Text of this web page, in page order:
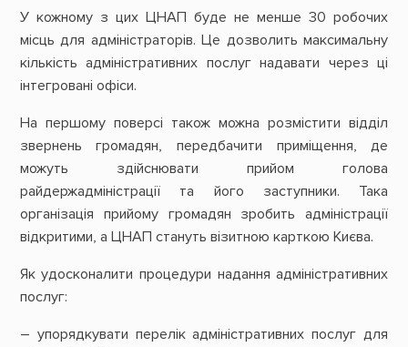
У кожному з цих ЦНАП буде не менше 30 робочих
місць для адміністраторів. Це дозволить максимальну
кількість адміністративних послуг надавати через ці
інтегровані офіси.
На першому поверсі також можна розмістити відділ
звернень громадян, передбачити приміщення, де
можуть здійснювати прийом голова
райдержадміністрації та його заступники. Така
організація прийому громадян зробить адміністрації
відкритими, а ЦНАП стануть візитною карткою Києва.
Як удосконалити процедури надання адміністративних
послуг:
– упорядкувати перелік адміністративних послуг для